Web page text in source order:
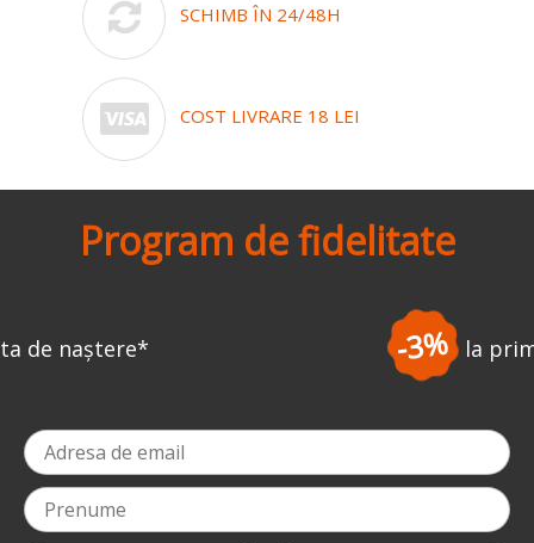
SCHIMB ÎN 24/48H
COST LIVRARE 18 LEI
Program de fidelitate
-3% la prima comandă*